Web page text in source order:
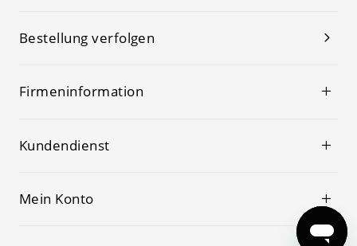
Bestellung verfolgen
Firmeninformation
Kundendienst
Mein Konto